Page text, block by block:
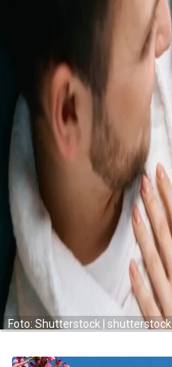
Foto: Shutterstock | shutterstock